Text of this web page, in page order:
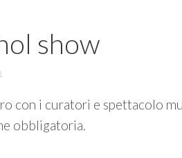
show
con i curatori e spettacolo
obbligatoria.